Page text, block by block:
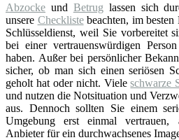
Abzocke und Betrug lassen sich
unsere Checklistebeachten, im besten
Schlüsseldienst, weil Sie vorbereitet
bei einer vertrauenswürdigen
haben. Außer bei persönlicher
sicher, ob man sich einen seriösen
geholt hat oder nicht. Vieleschwarze
und nutzen die Notsituation und
aus. Dennoch sollten Sie einem
Umgebung erst einmal
Anbieter für ein durchwachsenes